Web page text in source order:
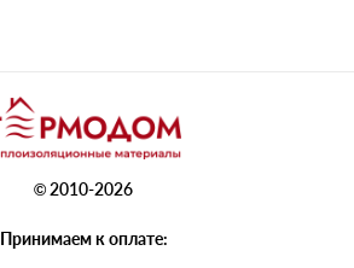
© 2010-2026
Принимаем к оплате: